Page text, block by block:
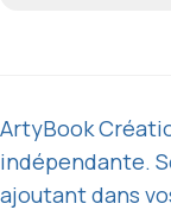
ArtyBook
indépendante.
ajoutant dans